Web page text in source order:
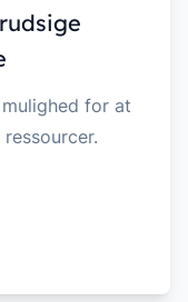
for at